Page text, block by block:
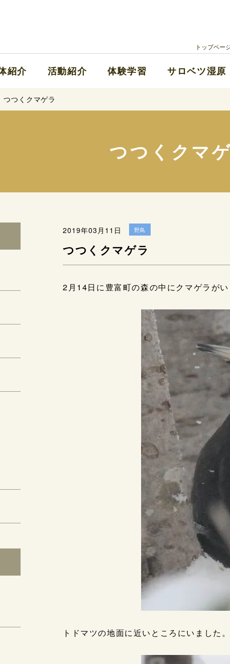
トップペー
紹介 活動紹介 体験学習 サロベツ湿原
つつくクマゲラ
つつくクマ
2019年03月11日 野鳥
つつくクマゲラ
2月14日に豊富町の森の中にクマゲラがい
トドマツの地面に近いところにいました。